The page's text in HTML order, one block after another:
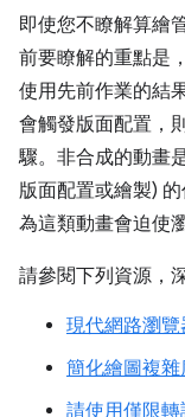
即使您不瞭解算繪
前要瞭解的重點是
使用先前作業的結
會觸發版面配置，
驟。非合成的動畫
版面配置或繪製)
為這類動畫會迫使
請參閱下列資源，
現代網路瀏覽
簡化繪圖複
請使用僅限